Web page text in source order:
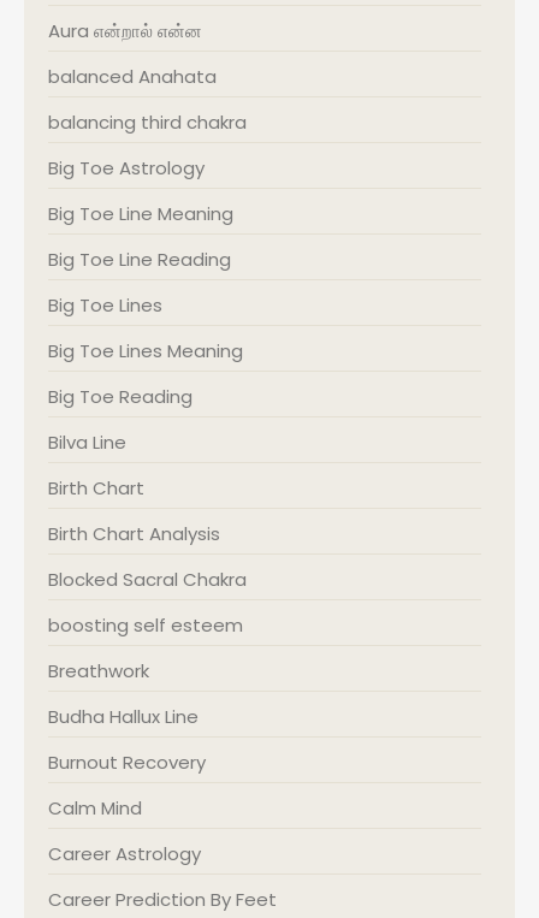
Aura என்றால் என்ன
balanced Anahata
balancing third chakra
Big Toe Astrology
Big Toe Line Meaning
Big Toe Line Reading
Big Toe Lines
Big Toe Lines Meaning
Big Toe Reading
Bilva Line
Birth Chart
Birth Chart Analysis
Blocked Sacral Chakra
boosting self esteem
Breathwork
Budha Hallux Line
Burnout Recovery
Calm Mind
Career Astrology
Career Prediction By Feet